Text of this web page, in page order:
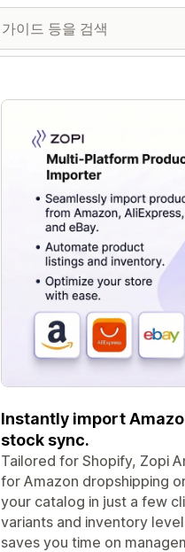
추천 이미지 갤러리
Instantly import
stock sync.
Tailored for Shopify, Zopi
for Amazon dropshipping
your catalog in just a few
variants and inventory
saves you time on